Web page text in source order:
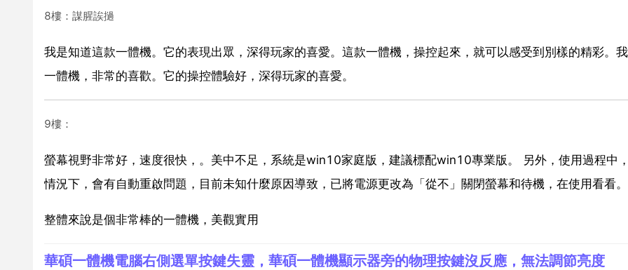
8樓：謀腥誒撾
我是知道這款一體機。它的表現出眾，深得玩家的喜愛。這款一體機，操控起來，就可以感受到別樣的精彩。
一體機，非常的喜歡。它的操控體驗好，深得玩家的喜愛。
9樓：
螢幕視野非常好，速度很快，。美中不足，系統是win10家庭版，建議標配win10專業版。 另外，使用過程中
情況下，會有自動重啟問題，目前未知什麼原因導致，已將電源更改為「從不」關閉螢幕和待機，在使用看看。
整體來說是個非常棒的一體機，美觀實用
華碩一體機電腦右側選單按鍵失靈，華碩一體機顯示器旁的物理按鍵沒反應，無法調節亮度